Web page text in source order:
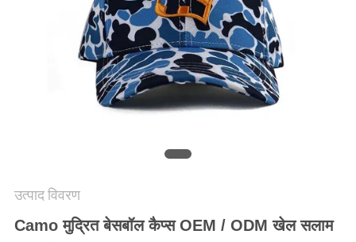
PRIVACY
उत्पाद विवरण
Camo मुद्रित बेसबॉल कैप्स OEM / ODM खेल सलाम